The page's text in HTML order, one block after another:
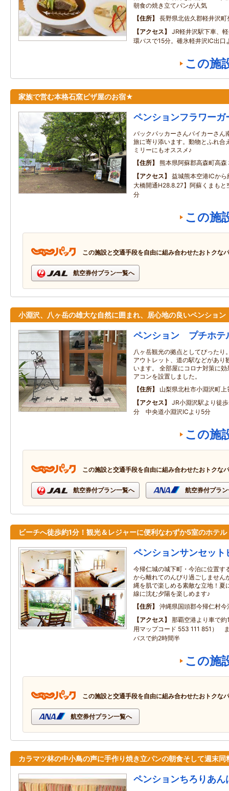
朝食の焼き立てパンが人気
住所
長野県北佐久郡軽井沢
アクセス
JR軽井沢駅下車、
環バスで15分。碓氷軽井沢IC出口
この施
家族で営む本格石窯ピザ屋のお宿★
ペンションフラワーガ
バックパッカーさんバイカーさん
旅に寄り添います。動物とふれ合
ミリーにもオススメ♪
住所
熊本県阿蘇郡高森町高森
アクセス
益城熊本空港IC
大橋開通H28.8.27】阿蘇くまも
分
この施
この施設と交通手段を自由に組み合わせたおトクな
航空券付プラン一覧へ
小淵沢、八ヶ岳の雄大な自然に囲まれ、居心地の良いペンション
ペンション プチホ
八ヶ岳観光の拠点としてぴったり
アウトレット、道の駅などがあり
います。 全部屋にコロナ対策に
アコンを設置しました。
住所
山梨県北杜市小淵沢町
アクセス
JR小淵沢駅より徒
分 中央道小淵沢ICより5分
この施
この施設と交通手段を自由に組み合わせたおトクな
航空券付プラン一覧へ 航空券付プラ
ビーチへ徒歩約1分！観光＆レジャーに便利なわずか5室のホテル
ペンションサンセット
今帰仁城の城下町・今泊に位置す
から離れてのんびり過ごしません
縄を肌で楽しめる素敵な立地！夏
線に沈む夕陽を楽しめます♪
住所
沖縄県国頭郡今帰仁村今
アクセス
那覇空港より車で
用マップコード 553 111 851）
バスで約2時間半
この施
この施設と交通手段を自由に組み合わせたおトクな
航空券付プラン一覧へ
カラマツ林の中小鳥の声に手作り焼き立パンの朝食そして週末同
ペンションちろりあん